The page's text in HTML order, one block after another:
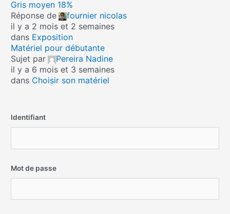
Gris moyen 18%
Réponse de
fournier nicolas
il y a 2 mois et 2 semaines
dans Exposition
Matériel pour débutante
Sujet par
Pereira Nadine
il y a 6 mois et 3 semaines
dans Choisir son matériel
Identifiant
Mot de passe